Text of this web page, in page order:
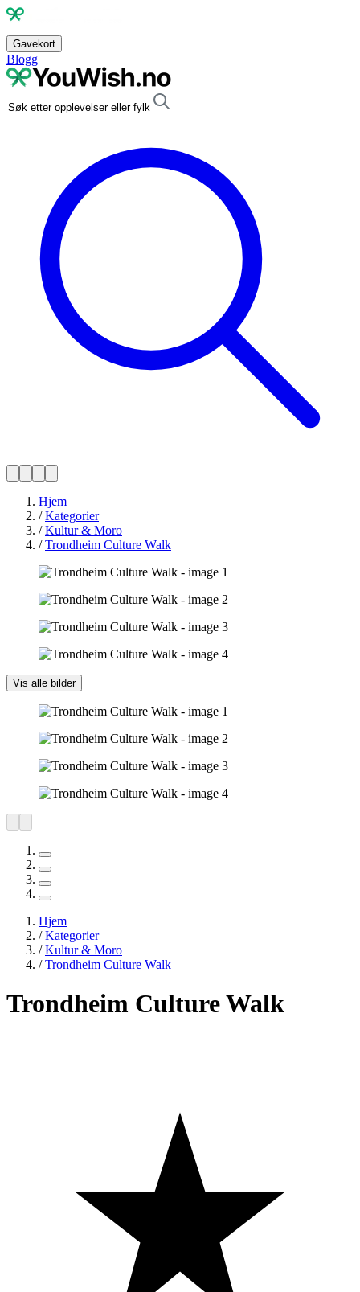
Gavekort
Blogg
Hjem
/Kategorier
/Kultur & Moro
/Trondheim Culture Walk
Vis alle bilder
Hjem
/Kategorier
/Kultur & Moro
/Trondheim Culture Walk
Trondheim Culture Walk